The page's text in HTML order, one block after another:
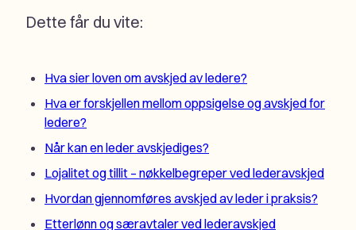
Dette får du vite:
Hva sier loven om avskjed av ledere?
Hva er forskjellen mellom oppsigelse og avskjed for
ledere?
Når kan en leder avskjediges?
Lojalitet og tillit – nøkkelbegreper ved lederavskjed
Hvordan gjennomføres avskjed av leder i praksis?
Etterlønn og særavtaler ved lederavskjed